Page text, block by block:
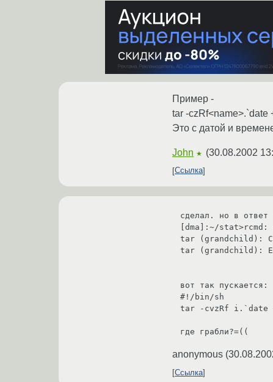
Пример -
tar -czRf<name>.`date
Это с датой и
John ★ (30.08.2002
Ссылка
сделал. но в ответ
[dma]:~/
tar (grandchild):
tar (grandchild):
вот так пускается:
#!/bin/sh
tar -cvzRf i.`date
где грабли?=((
anonymous (
Ссылка